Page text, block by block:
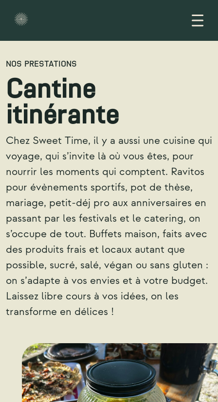
NOS PRESTATIONS
Cantine
itinérante
Chez Sweet Time, il y a aussi une cuisine qui
voyage, qui s’invite là où vous êtes, pour
nourrir les moments qui comptent. Ravitos
pour évènements sportifs, pot de thèse,
mariage, petit-déj pro aux anniversaires en
passant par les festivals et le catering, on
s’occupe de tout. Buffets maison, faits avec
des produits frais et locaux autant que
possible, sucré, salé, végan ou sans gluten :
on s’adapte à vos envies et à votre budget.
Laissez libre cours à vos idées, on les
transforme en délices !